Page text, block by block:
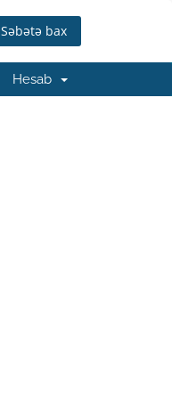
Səbətə bax
Hesab